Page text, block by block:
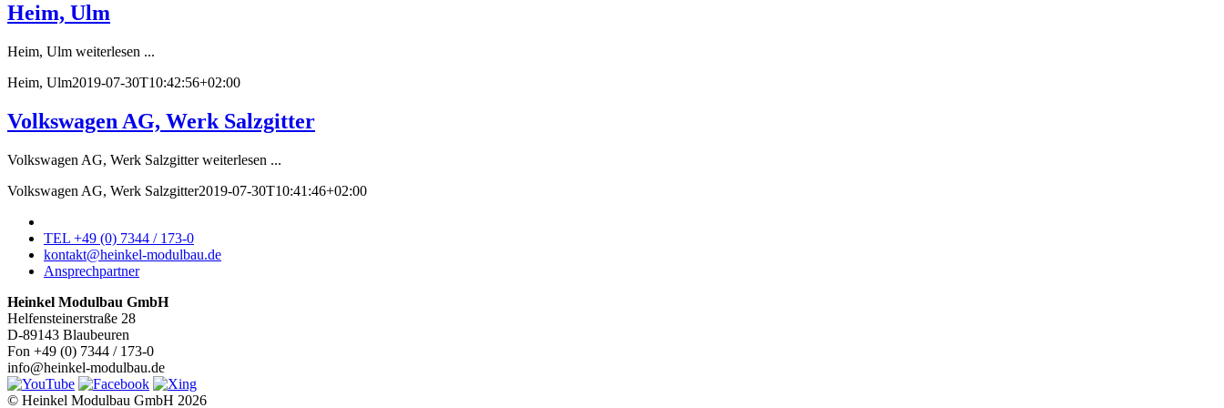
Heim, Ulm
Heim, Ulm weiterlesen ...
Heim, Ulm2019-07-30T10:42:56+02:00
Volkswagen AG, Werk Salzgitter
Volkswagen AG, Werk Salzgitter weiterlesen ...
Volkswagen AG, Werk Salzgitter2019-07-30T10:41:46+02:00
TEL +49 (0) 7344 / 173-0
kontakt@heinkel-modulbau.de
Ansprechpartner
Heinkel Modulbau GmbH
Helfensteinerstraße 28
D-89143 Blaubeuren
Fon +49 (0) 7344 / 173-0
info@heinkel-modulbau.de
© Heinkel Modulbau GmbH 2026